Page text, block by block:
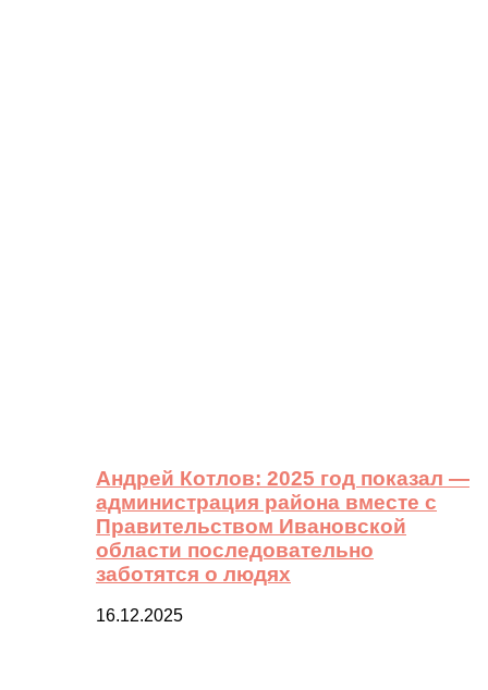
Андрей Котлов: 2025 год показал —
администрация района вместе с
Правительством Ивановской
области последовательно
заботятся о людях
16.12.2025